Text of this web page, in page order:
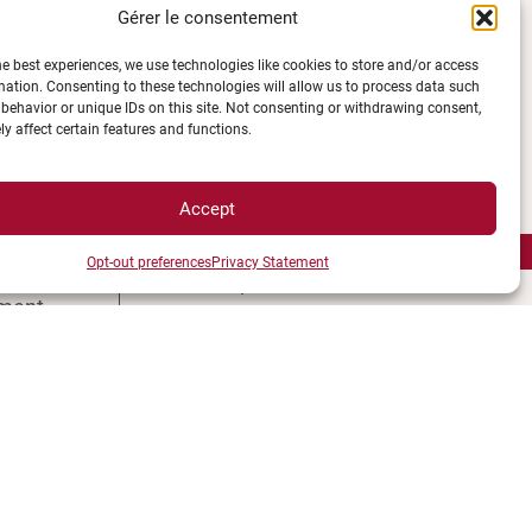
Gérer le consentement
best experiences, we use technologies like cookies to store and/or access
Consenting to these technologies will allow us to process data such
or unique IDs on this site. Not consenting or withdrawing consent,
affect certain features and functions.
Accept
Opt-out preferencesPrivacy Statement
Plan d’accès des campus
Données personnelles et
gestion des cookies
Gérer mes cookies
Politique de confidentialité